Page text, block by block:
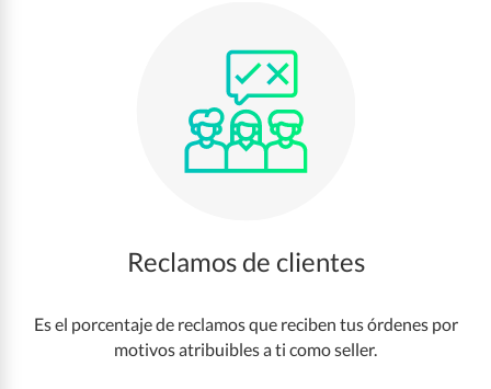
Reclamos de clientes
Es el porcentaje de reclamos que reciben tus órdenes por
motivos atribuibles a ti como seller.